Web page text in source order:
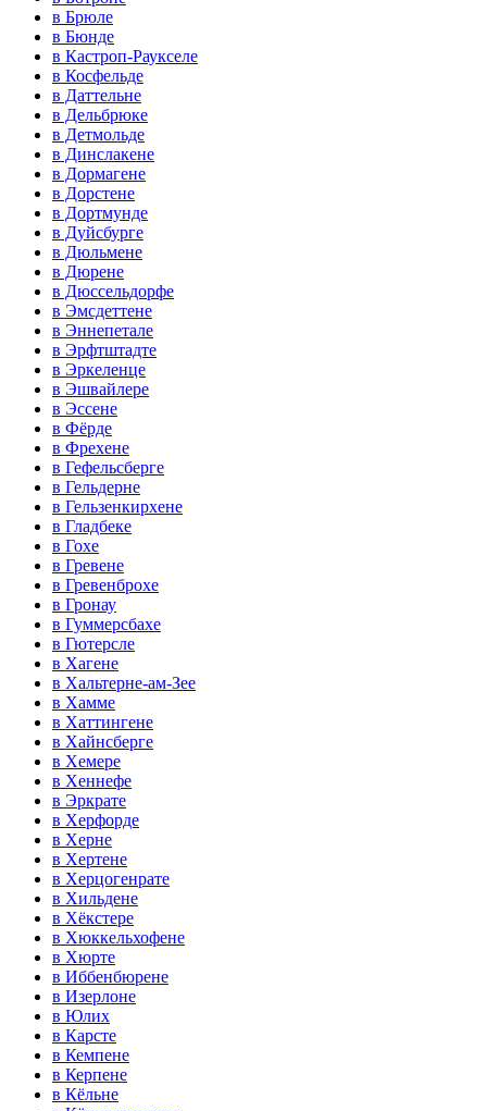
в Брюле
в Бюнде
в Кастроп-Раукселе
в Косфельде
в Даттельне
в Дельбрюке
в Детмольде
в Динслакене
в Дормагене
в Дорстене
в Дортмунде
в Дуйсбурге
в Дюльмене
в Дюрене
в Дюссельдорфе
в Эмсдеттене
в Эннепетале
в Эрфтштадте
в Эркеленце
в Эшвайлере
в Эссене
в Фёрде
в Фрехене
в Гефельсберге
в Гельдерне
в Гельзенкирхене
в Гладбеке
в Гохе
в Гревене
в Гревенброхе
в Гронау
в Гуммерсбахе
в Гютерсле
в Хагене
в Хальтерне-ам-Зее
в Хамме
в Хаттингене
в Хайнсберге
в Хемере
в Хеннефе
в Эркрате
в Херфорде
в Херне
в Хертене
в Херцогенрате
в Хильдене
в Хёкстере
в Хюккельхофене
в Хюрте
в Иббенбюрене
в Изерлоне
в Юлих
в Карсте
в Кемпене
в Керпене
в Кёльне